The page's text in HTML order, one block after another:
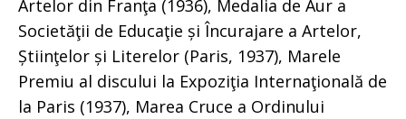
Artelor din Franţa (1936), Medalia de Aur a
Societăţii de Educaţie și Încurajare a Artelor,
Știinţelor și Literelor (Paris, 1937), Marele
Premiu al discului la Expoziţia Internaţională de
la Paris (1937), Marea Cruce a Ordinului